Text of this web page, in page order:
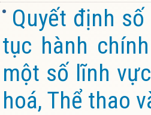
Quyết định
tục hành
một số lĩnh
hoá, Thể thao